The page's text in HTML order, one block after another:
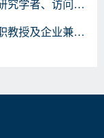
后项目）选派工作的通知
教师申报工作的通知